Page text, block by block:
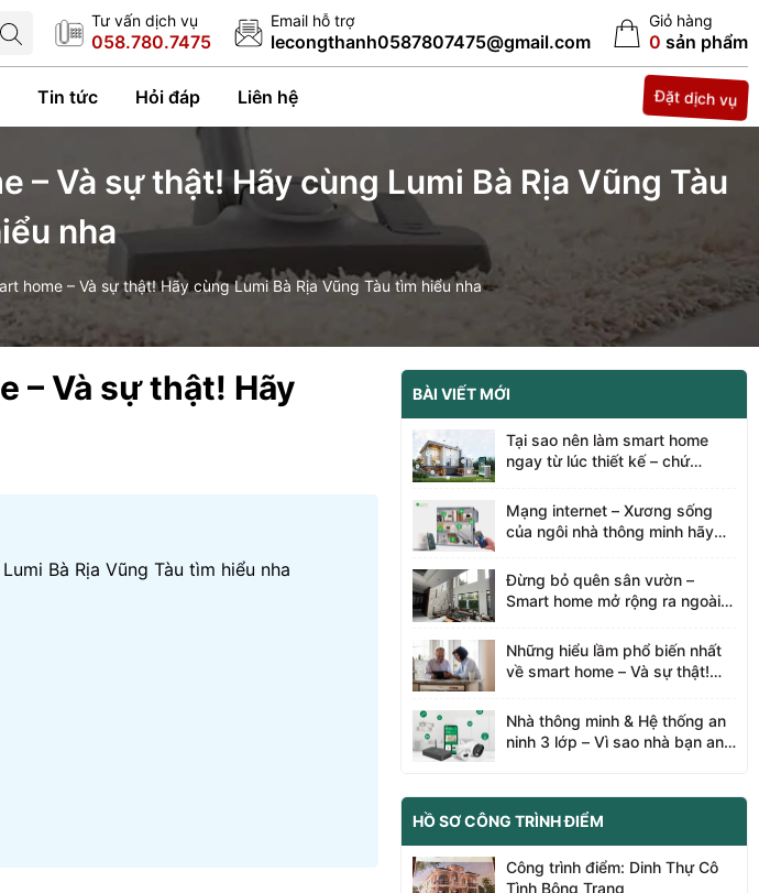
Tư vấn dịch vụ
058.780.7475
Email hỗ trợ
lecongthanh0587807475@gmail.com
Giỏ hàng
0 sản phẩm
Tin tức Hỏi đáp Liên hệ Đặt dịch vụ
Và sự thật! Hãy cùng Lumi Bà Rịa Vũng Tàu
nha
home – Và sự thật! Hãy cùng Lumi Bà Rịa Vũng Tàu tìm hiểu nha
– Và sự thật! Hãy
Bà Rịa Vũng Tàu tìm hiểu nha
BÀI VIẾT MỚI
Tại sao nên làm smart home
ngay từ lúc thiết kế – chứ
nhà thông minh Lumi Bà Rịa
Vũng Tàu tìm hiểu nha
Mạng internet – Xương sống
của ngôi nhà thông minh hãy
Rịa Vũng Tàu tìm hiểu nha
Đừng bỏ quên sân vườn –
Smart home mở rộng ra ngoài
Vũng Tàu tìm hiểu nha
Những hiểu lầm phổ biến nhất
về smart home – Và sự thật!
Tàu tìm hiểu nha
Nhà thông minh & Hệ thống an
ninh 3 lớp – Vì sao nhà bạn an
HỒ SƠ CÔNG TRÌNH ĐIỂM
Công trình điểm: Dinh Thự Cô
Tình Bông Trang